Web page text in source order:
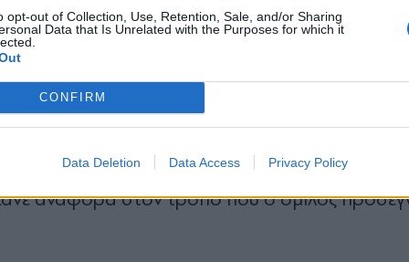
opt-out of Collection, Use, Retention, Sale, and/or Sharing
Data that Is Unrelated with the Purposes for which it
CONFIRM
Data Deletion Data Access Privacy Policy
και για άλλες παραχωρήσεις, όπως ο
πρόσφατο νοµοθετικό πλαίσιο καταθέτει
που περιλαµβάνει νέα τµήµατα του οδικού
αναφορά στον τρόπο που ο όµιλος